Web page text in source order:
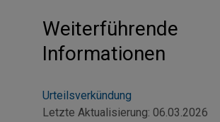
Weiterführende
Informationen
Urteilsverkündung
Letzte Aktualisierung: 06.03.2026